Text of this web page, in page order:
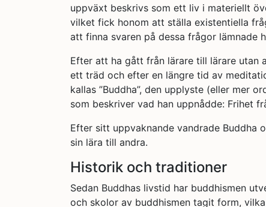
uppväxt beskrivs som ett liv i materiellt
vilket fick honom att ställa existentiella
att finna svaren på dessa frågor lämnade
Efter att ha gått från lärare till lärare utan
ett träd och efter en längre tid av
kallas ”Buddha”, den upplyste (eller mer
som beskriver vad han uppnådde: Frihet
Efter sitt uppvaknande vandrade Buddha
sin lära till andra.
Historik och traditioner
Sedan Buddhas livstid har buddhismen
och skolor av buddhismen tagit form,